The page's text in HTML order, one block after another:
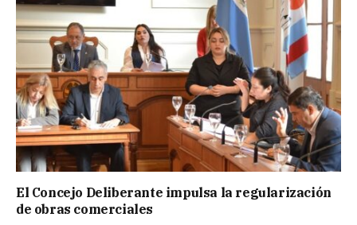
El Concejo Deliberante impulsa la regularización
de obras comerciales